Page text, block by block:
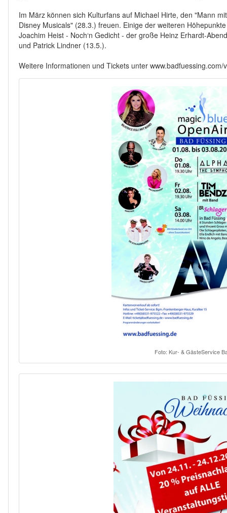
Im März können sich Kulturfans auf Michael Hirte, den "Mann
Disney Musicals" (28.3.) freuen. Einige der weiteren
Joachim Heist - Noch‘n Gedicht - der große Heinz Erhardt-
und Patrick Lindner (13.5.).
Weitere Informationen und Tickets unter www.badfuessing.com/
Foto: Kur- & GästeService